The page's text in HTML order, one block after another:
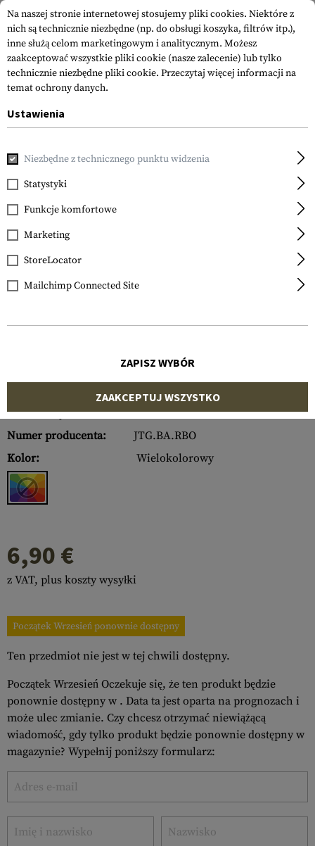
JTG
Bad Ass Rubber Patch
Numer artykułu:
10700450000
Numer producenta:
JTG.BA.RBO
Kolor:
Wielokolorowy
6,90 €
z VAT, plus koszty wysyłki
Początek Wrzesień ponownie dostępny
Ten przedmiot nie jest w tej chwili dostępny.
Początek Wrzesień Oczekuje się, że ten produkt będzie
ponownie dostępny w . Data ta jest oparta na prognozach i
może ulec zmianie. Czy chcesz otrzymać niewiążącą
wiadomość, gdy tylko produkt będzie ponownie dostępny w
magazynie? Wypełnij poniższy formularz:
Na naszej stronie internetowej stosujemy pliki cookies. Niektóre z
nich są technicznie niezbędne (np. do obsługi koszyka, filtrów itp.),
inne służą celom marketingowym i analitycznym. Możesz
zaakceptować wszystkie pliki cookie (nasze zalecenie) lub tylko
technicznie niezbędne pliki cookie. Przeczytaj więcej informacji na
temat ochrony danych.
Ustawienia
Niezbędne z technicznego punktu widzenia
Statystyki
Funkcje komfortowe
Marketing
StoreLocator
Mailchimp Connected Site
ZAPISZ WYBÓR
ZAAKCEPTUJ WSZYSTKO